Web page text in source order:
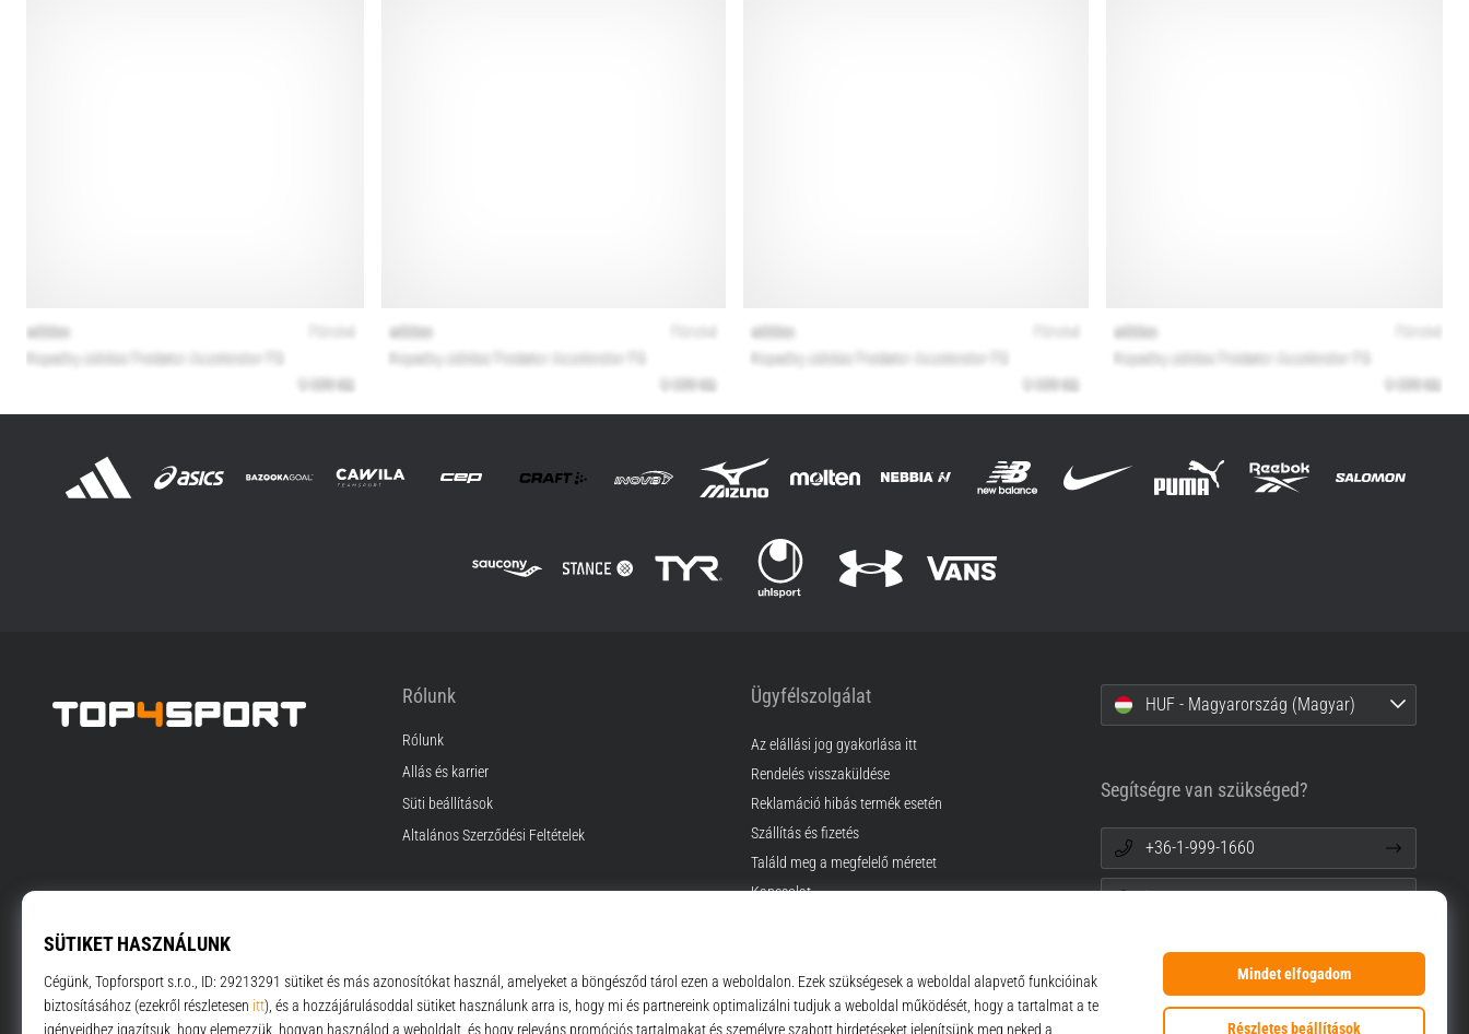
Rólunk
Rólunk
Állás és karrier
Süti beállítások
Általános Szerződési Feltételek
Ügyfélszolgálat
Az elállási jog gyakorlása itt
Rendelés visszaküldése
Reklamáció hibás termék esetén
Szállítás és fizetés
Találd meg a megfelelő méretet
Kapcsolat
HUF - Magyarország (Magyar)
Segítségre van szükséged?
+36-1-999-1660
info@top4sport.hu